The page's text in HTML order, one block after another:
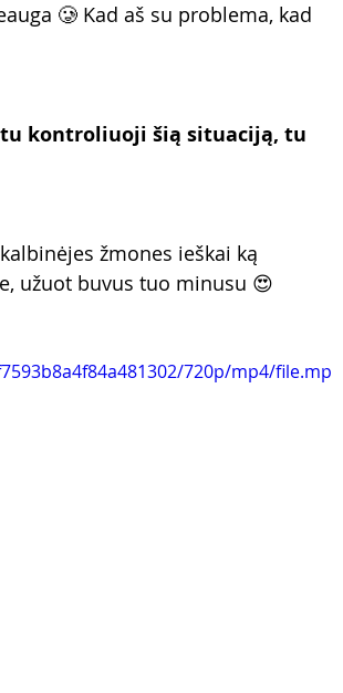
🥲 Kad aš su problema, kad
kontroliuoji šią situaciją, tu
žmones ieškai ką
užuot buvus tuo minusu 😍
720p/mp4/file.mp